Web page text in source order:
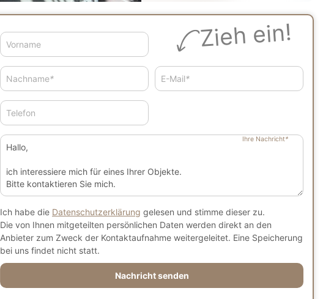
Zieh ein!
Vorname
Nachname* E-Mail*
Telefon
Ihre Nachricht*
Ich habe die Datenschutzerklärung gelesen und stimme dieser zu.
Die von Ihnen mitgeteilten persönlichen Daten werden direkt an den
Anbieter zum Zweck der Kontaktaufnahme weitergeleitet. Eine Speicherung
bei uns findet nicht statt.
Nachricht senden